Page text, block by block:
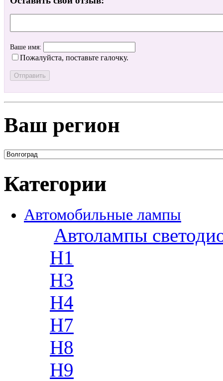
Ваше имя:
Пожалуйста, поставьте галочку.
Ваш регион
Категории
Автомобильные лампы
Автолампы
H1
H3
H4
H7
H8
H9